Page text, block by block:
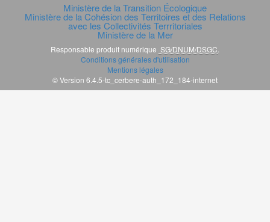
Ministère de la Transition Écologique
Ministère de la Cohésion des Territoires et des Relations
avec les Collectivités Terrritoriales
Ministère de la Mer
Responsable produit numérique SG/DNUM/DSGC.
Conditions générales d'utilisation
Mentions légales
© Version 6.4.5-tc_cerbere-auth_172_184-internet